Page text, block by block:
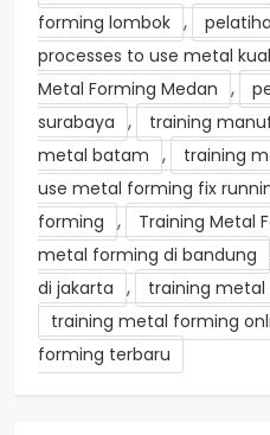
forming lombok ,
processes to use metal
Metal Forming Medan ,
surabaya ,
training
metal batam ,
training
use metal forming fix
forming , Training Metal
metal forming di bandung
di jakarta , training metal
training metal forming
forming terbaru